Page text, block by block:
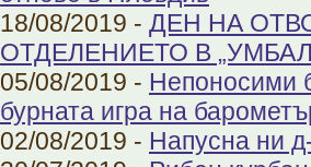
18/08/2019 - ДЕН НА
ОТДЕЛЕНИЕТО В
05/08/2019 - Непоносими
бурната игра на
02/08/2019 - Напусна ни